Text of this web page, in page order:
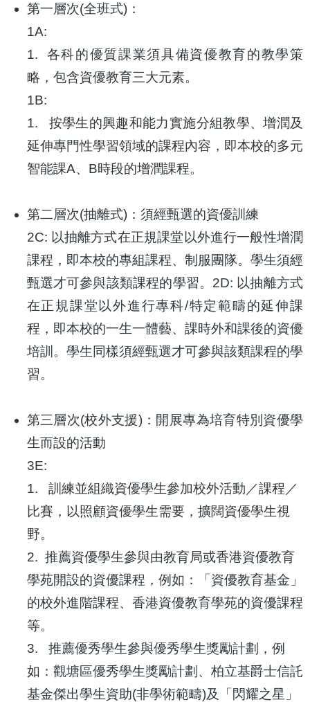
第一層次(全班式)：
1A:
1. 各科的優質課業須具備資優教育的教學策
略，包含資優教育三大元素。
1B:
1. 按學生的興趣和能力實施分組教學、增潤及
延伸專門性學習領域的課程內容，即本校的多元
智能課A、B時段的增潤課程。
第二層次(抽離式)：須經甄選的資優訓練
2C: 以抽離方式在正規課堂以外進行一般性增潤
課程，即本校的專組課程、制服團隊。學生須經
甄選才可參與該類課程的學習。2D: 以抽離方式
在正規課堂以外進行專科/特定範疇的延伸課
程，即本校的一生一體藝、課時外和課後的資優
培訓。學生同樣須經甄選才可參與該類課程的學
習。
第三層次(校外支援)：開展專為培育特別資優學
生而設的活動
3E:
1. 訓練並組織資優學生參加校外活動／課程／
比賽，以照顧資優學生需要，擴闊資優學生視
野。
2. 推薦資優學生參與由教育局或香港資優教育
學苑開設的資優課程，例如：「資優教育基金」
的校外進階課程、香港資優教育學苑的資優課程
等。
3. 推薦優秀學生參與優秀學生獎勵計劃，例
如：觀塘區優秀學生獎勵計劃、柏立基爵士信託
基金傑出學生資助(非學術範疇)及「閃耀之星」